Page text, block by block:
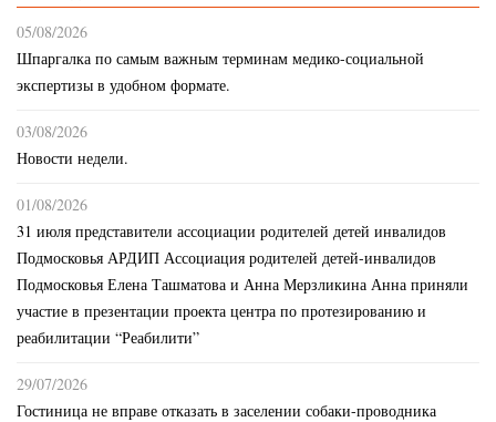
05/08/2026
Шпаргалка по самым важным терминам медико-социальной
экспертизы в удобном формате.
03/08/2026
Новости недели.
01/08/2026
31 июля представители ассоциации родителей детей инвалидов
Подмосковья АРДИП Ассоциация родителей детей-инвалидов
Подмосковья Елена Ташматова и Анна Мерзликина Анна приняли
участие в презентации проекта центра по протезированию и
реабилитации “Реабилити”
29/07/2026
Гостиница не вправе отказать в заселении собаки-проводника